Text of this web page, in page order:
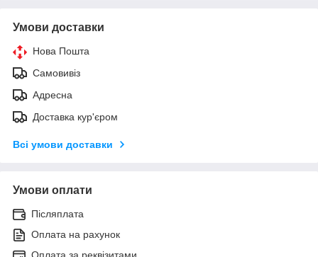
Умови доставки
Нова Пошта
Самовивіз
Адресна
Доставка кур'єром
Всі умови доставки
Умови оплати
Післяплата
Оплата на рахунок
Оплата за реквізитами